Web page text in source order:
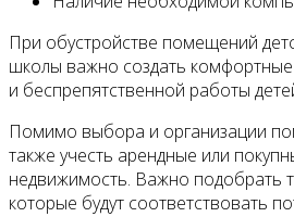
При обустройстве помещений
школы важно создать
и беспрепятственной работы
Помимо выбора и организации
также учесть арендные или
недвижимость. Важно подобрать
которые будут соответствовать